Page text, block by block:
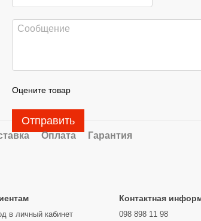
Оцените товар
Отправить
Оплата Гарантия
в личный кабинет
Контактная
098 898 11 98